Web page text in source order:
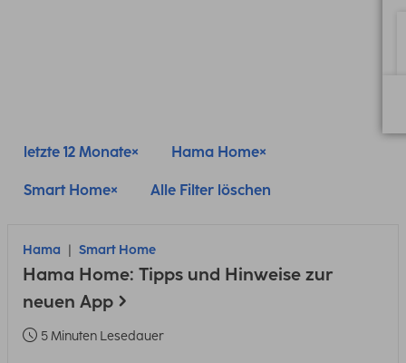
letzte 12 Monate Hama Home
Smart Home Alle Filter löschen
Hama Smart Home
Hama Home: Tipps und Hinweise zur
neuen App
5 Minuten Lesedauer